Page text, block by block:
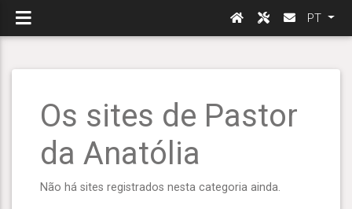
PT
Os sites de Pastor
da Anatólia
Não há sites registrados nesta categoria ainda.